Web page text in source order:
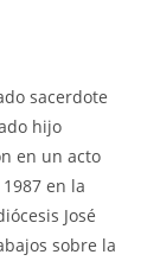
sacerdote
hijo
en un acto
en la
José
sobre la